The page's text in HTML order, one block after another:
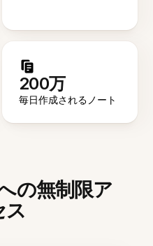
200万
毎日作成されるノート
の無制限ア
ス